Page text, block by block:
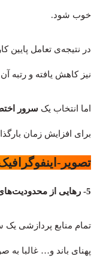
خوب شود.
در نتیجه‌ی تعامل پایین
نیز کاهش یافته و رتبه
اما انتخاب یک سرور
برای افزایش زمان
تصویر-
5- رهایی از
پهنای باند و… غالبا